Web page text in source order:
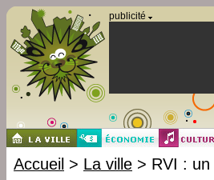
publicité
Accueil > La ville > RVI :
Panneau de gestion des cookies